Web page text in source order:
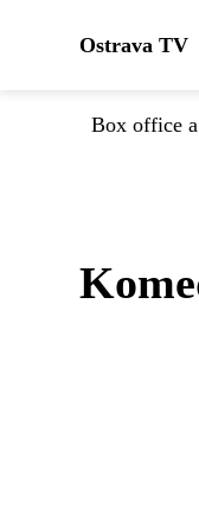
Ostrava TV
Box office